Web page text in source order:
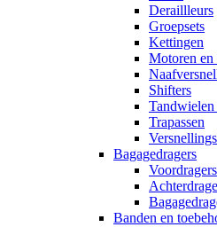
Deraillleurs
Groepsets
Kettingen
Motoren
Shifters
Tandwielen
Trapassen
Bagagedragers
Voordragers
Banden en